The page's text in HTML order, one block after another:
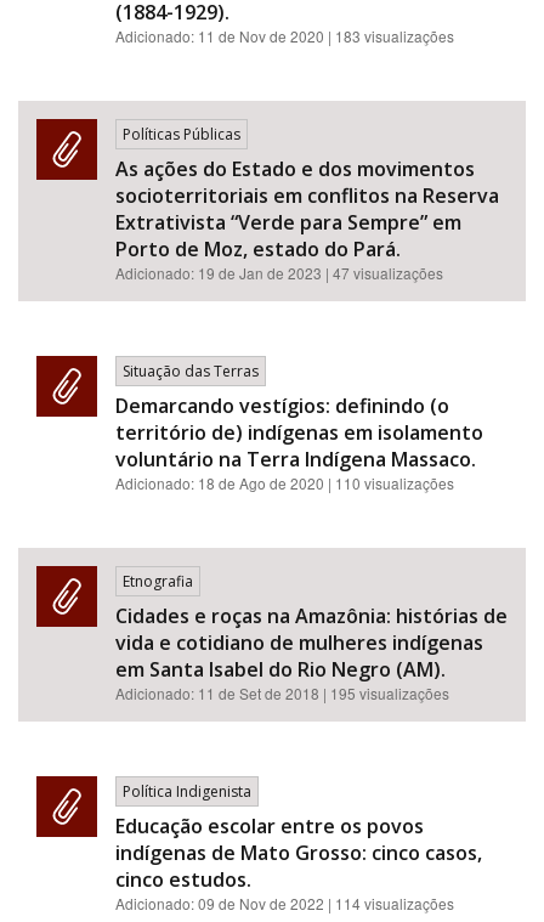
(1884-1929).
Adicionado: 11 de Nov de 2020 | 183 visualizações
Políticas Públicas
As ações do Estado e dos movimentos
socioterritoriais em conflitos na Reserva
Extrativista “Verde para Sempre” em
Porto de Moz, estado do Pará.
Adicionado: 19 de Jan de 2023 | 47 visualizações
Situação das Terras
Demarcando vestígios: definindo (o
território de) indígenas em isolamento
voluntário na Terra Indígena Massaco.
Adicionado: 18 de Ago de 2020 | 110 visualizações
Etnografia
Cidades e roças na Amazônia: histórias de
vida e cotidiano de mulheres indígenas
em Santa Isabel do Rio Negro (AM).
Adicionado: 11 de Set de 2018 | 195 visualizações
Política Indigenista
Educação escolar entre os povos
indígenas de Mato Grosso: cinco casos,
cinco estudos.
Adicionado:09 de Nov de 2022 | 114 visualizações